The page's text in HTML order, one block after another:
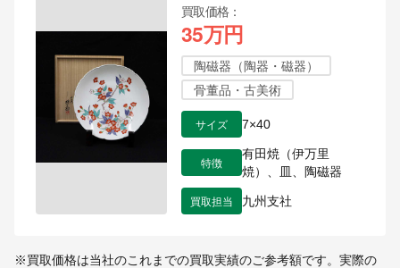
買取価格
35万円
陶磁器（陶器・磁器）
骨董品・古美術
サイズ 7×40
特徴
有田焼（伊万里
焼）、皿、陶磁器
買取担当 九州支社
※買取価格は当社のこれまでの買取実績のご参考額です。実際の